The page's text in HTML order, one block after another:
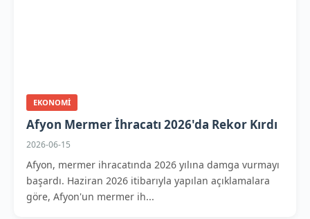
EKONOMI
Afyon Mermer İhracatı 2026'da Rekor Kırdı
2026-06-15
Afyon, mermer ihracatında 2026 yılına damga vurmayı
başardı. Haziran 2026 itibarıyla yapılan açıklamalara
göre, Afyon'un mermer ih...